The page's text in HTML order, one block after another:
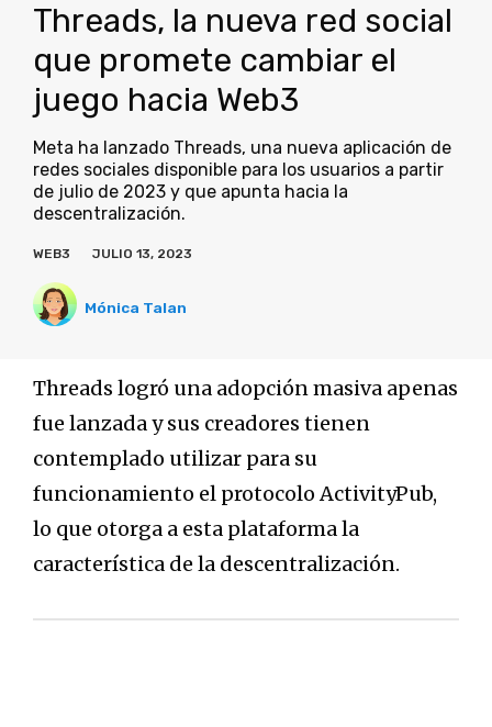
Threads, la nueva red social
que promete cambiar el
juego hacia Web3
Meta ha lanzado Threads, una nueva aplicación de
redes sociales disponible para los usuarios a partir
de julio de 2023 y que apunta hacia la
descentralización.
WEB3 JULIO 13, 2023
Mónica Talan
Threads logró una adopción masiva apenas
fue lanzada y sus creadores tienen
contemplado utilizar para su
funcionamiento el protocolo ActivityPub,
lo que otorga a esta plataforma la
característica de la descentralización.